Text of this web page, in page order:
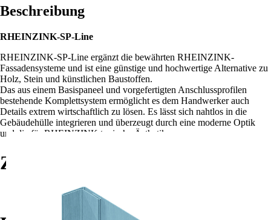
Beschreibung
RHEINZINK-SP-Line
RHEINZINK-SP-Line ergänzt die bewährten RHEINZINK-
Fassadensysteme und ist eine günstige und hochwertige Alternative zu
Holz, Stein und künstlichen Baustoffen.
Das aus einem Basispaneel und vorgefertigten Anschlussprofilen
bestehende Komplettsystem ermöglicht es dem Handwerker auch
Details extrem wirtschaftlich zu lösen. Es lässt sich nahtlos in die
Gebäudehülle integrieren und überzeugt durch eine moderne Optik
und die für RHEINZINK typische Ästhetik.
Zubehör
Rheinzink Sweeper (Zinkreiniger)